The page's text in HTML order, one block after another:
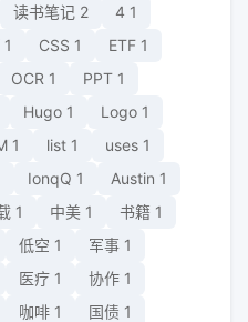
读书笔记 2 4 1
1 CSS 1 ETF 1
OCR 1 PPT 1
Hugo 1 Logo 1
1 list 1 uses 1
IonqQ 1 Austin 1
1 中美 1 书籍 1
低空 1 军事 1
医疗 1 协作 1
咖啡 1 国债 1